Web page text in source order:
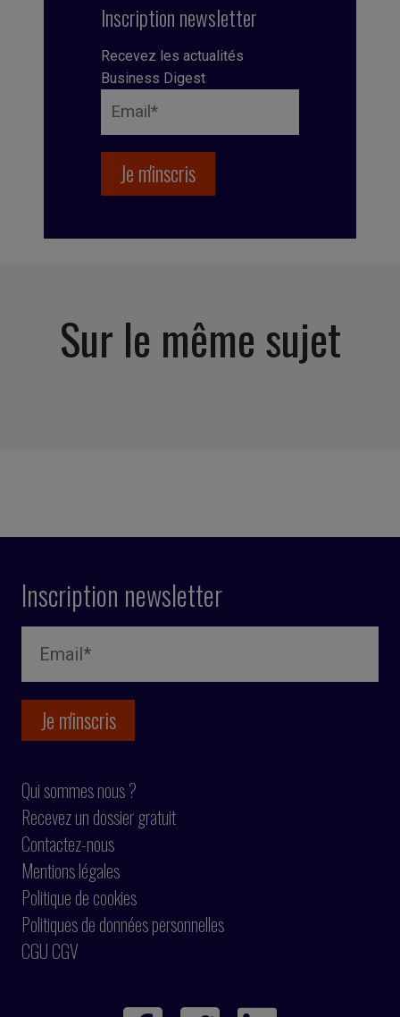
Inscription newsletter
Recevez les actualités
Business Digest
Sur le même sujet
Inscription newsletter
Qui sommes nous ?
Recevez un dossier gratuit
Contactez-nous
Mentions légales
Politique de cookies
Politiques de données personnelles
CGU CGV